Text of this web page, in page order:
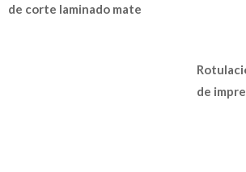
de corte laminado mate
de